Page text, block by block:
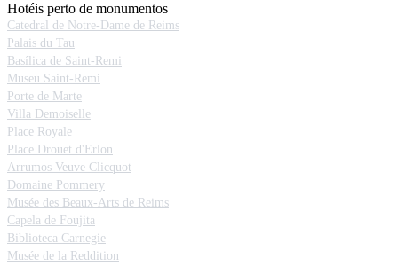
Hotéis perto de monumentos
Catedral de Notre-Dame de Reims
Palais du Tau
Basílica de Saint-Remi
Museu Saint-Remi
Porte de Marte
Villa Demoiselle
Place Royale
Place Drouet d'Erlon
Arrumos Veuve Clicquot
Domaine Pommery
Musée des Beaux-Arts de Reims
Capela de Foujita
Biblioteca Carnegie
Musée de la Reddition